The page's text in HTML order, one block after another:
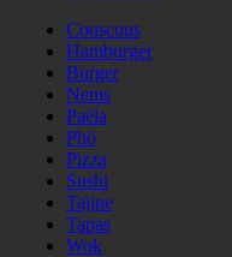
Couscous
Hamburger
Burger
Nems
Paëla
Phö
Pizza
Sushi
Tajine
Tapas
Wok